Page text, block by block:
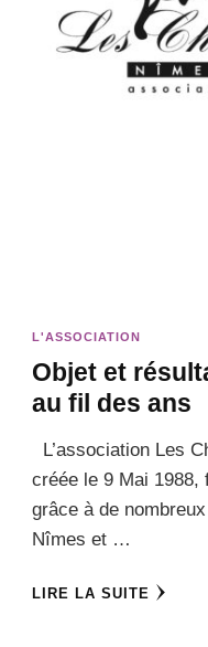
L'ASSOCIATION
Objet et
au fil des ans
L’association Les
créée le 9 Mai 1988,
grâce à de
Nîmes et …
LIRE LA SUITE